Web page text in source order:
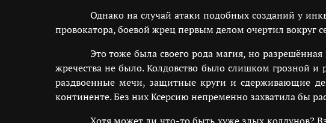
Однако на случай атаки подобных созданий у
провокатора, боевой жрец первым делом очертил вокруг
Это тоже была своего рода магия, но
жречества не было. Колдовство было слишком грозной и
раздвоенные мечи, защитные круги и сдерживающие
континенте. Без них Ксерсию непременно захватила бы